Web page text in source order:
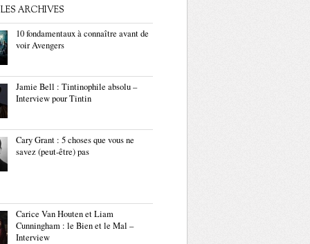
ARCHIVES
10 fondamentaux à connaître avant de
voir Avengers
Jamie Bell : Tintinophile absolu –
Interview pour Tintin
Cary Grant : 5 choses que vous ne
savez (peut-être) pas
Carice Van Houten et Liam
Cunningham : le Bien et le Mal –
Interview